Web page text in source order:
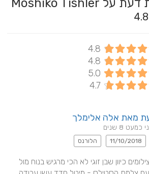
המלצות וחוות דעת על Moshiko Tishler
4.8
4.8
4.8
5.0
4.7
מאת אלה אלימלך
8 שנים
11/10/2018 הלורנס